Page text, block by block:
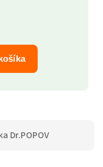
Dr.POPOV